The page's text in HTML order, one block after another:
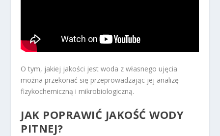
O tym, jakiej jakości jest woda z własnego ujęcia
można przekonać się przeprowadzając jej analizę
fizykochemiczną i mikrobiologiczną.
JAK POPRAWIĆ JAKOŚĆ WODY
PITNEJ?